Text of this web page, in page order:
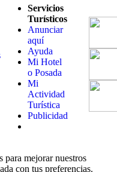
Servicios
Turísticos
Anunciar
aquí
Ayuda
Mi Hotel
o Posada
Mi
Actividad
Turística
Publicidad
para mejorar nuestros
con tus preferencias.